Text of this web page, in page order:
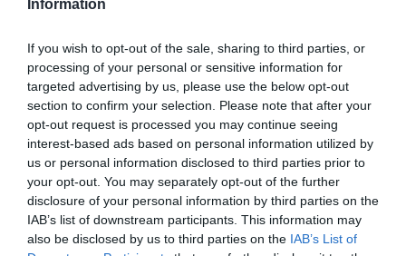
Information
If you wish to opt-out of the sale, sharing to third parties, or
processing of your personal or sensitive information for
targeted advertising by us, please use the below opt-out
section to confirm your selection. Please note that after your
opt-out request is processed you may continue seeing
interest-based ads based on personal information utilized by
us or personal information disclosed to third parties prior to
your opt-out. You may separately opt-out of the further
disclosure of your personal information by third parties on the
IAB’s list of downstream participants. This information may
also be disclosed by us to third parties on the IAB’s List of
medie pe cap de locuitor de 12.318 dolari. Pe locul doi
(7.179) ocupă locul trei. Urmează apoi Norvegia,
Austria, Danemarca, Suedia, Olanda, Canada și
Irlanda.